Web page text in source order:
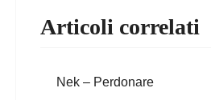
Articoli correlati
Nek – Perdonare